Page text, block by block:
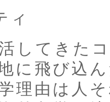
ィ
してきた
に飛び込
理由は人